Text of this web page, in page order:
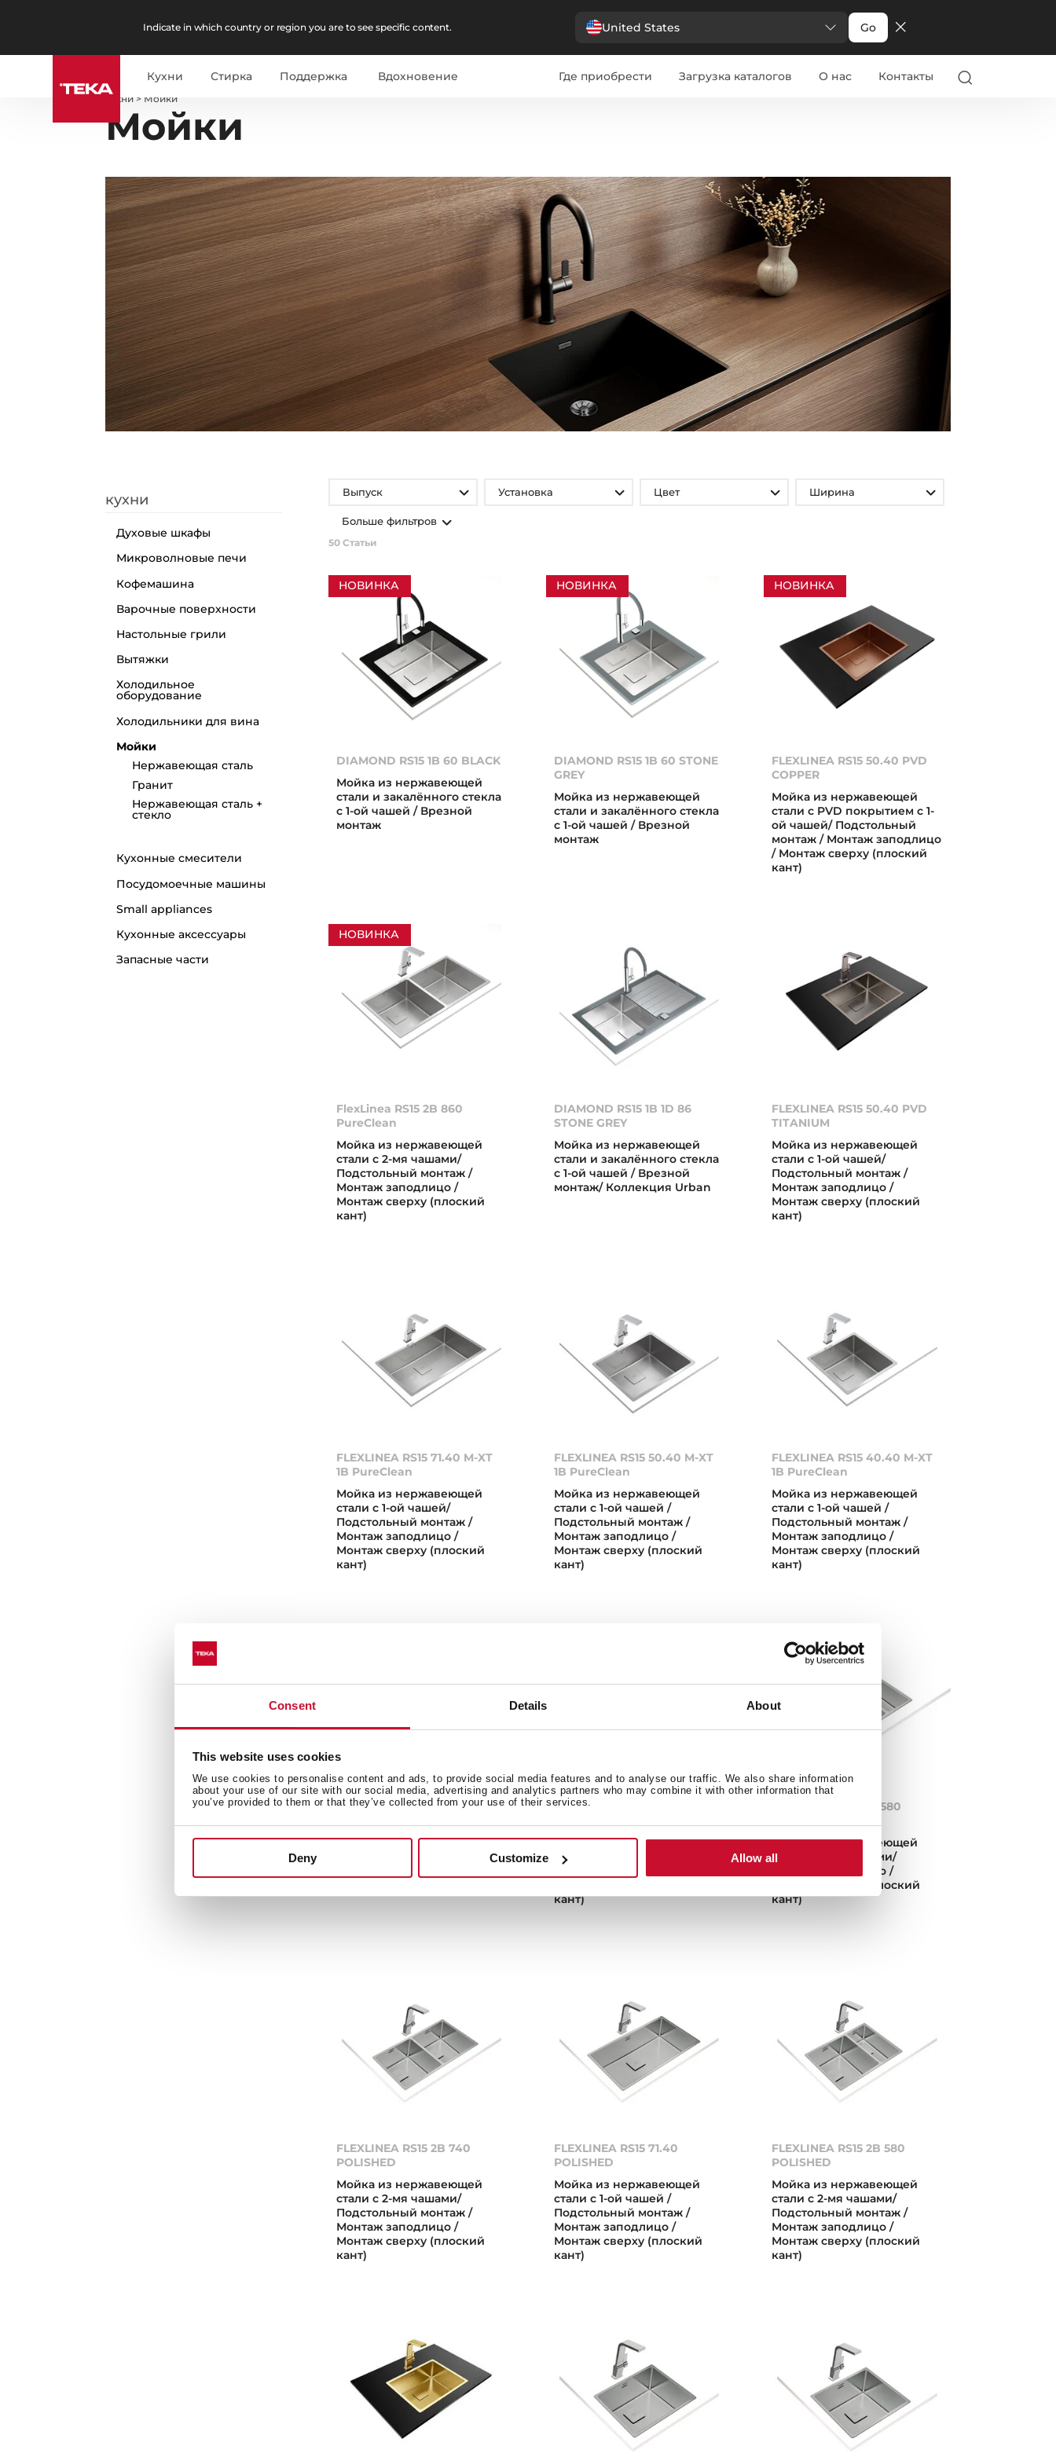
Consent Details About
This website uses cookies
We use cookies to personalise content and ads, to provide social media features and to analyse our traffic. We also share information
about your use of our site with our social media, advertising and analytics partners who may combine it with other information that
you’ve provided to them or that they’ve collected from your use of their services.
Deny Customize Allow all
Indicate in which country or region you are to see specific content. United States Go
Кухни Стирка Поддержка Вдохновение Где приобрести Загрузка каталогов О нас Контакты
кухни > Мойки
Мойки
кухни
Духовые шкафы
Микроволновые печи
Кофемашина
Варочные поверхности
Настольные грили
Вытяжки
Холодильное
оборудование
Холодильники для вина
Мойки
Нержавеющая сталь
Гранит
Нержавеющая сталь +
стекло
Кухонные смесители
Посудомоечные машины
Small appliances
Кухонные аксессуары
Запасные части
Выпуск Установка Цвет Ширина
Больше фильтров
50 Статьи
НОВИНКА
DIAMOND RS15 1B 60 BLACK
Мойка из нержавеющей
стали и закалённого стекла
с 1-ой чашей / Врезной
монтаж
НОВИНКА
DIAMOND RS15 1B 60 STONE
GREY
Мойка из нержавеющей
стали и закалённого стекла
с 1-ой чашей / Врезной
монтаж
НОВИНКА
FLEXLINEA RS15 50.40 PVD
COPPER
Мойка из нержавеющей
стали с PVD покрытием с 1-
ой чашей/ Подстольный
монтаж / Монтаж заподлицо
/ Монтаж сверху (плоский
кант)
НОВИНКА
FlexLinea RS15 2B 860
PureClean
Мойка из нержавеющей
стали с 2-мя чашами/
Подстольный монтаж /
Монтаж заподлицо /
Монтаж сверху (плоский
кант)
DIAMOND RS15 1B 1D 86
STONE GREY
Мойка из нержавеющей
стали и закалённого стекла
с 1-ой чашей / Врезной
монтаж/ Коллекция Urban
FLEXLINEA RS15 50.40 PVD
TITANIUM
Мойка из нержавеющей
стали с 1-ой чашей/
Подстольный монтаж /
Монтаж заподлицо /
Монтаж сверху (плоский
кант)
FLEXLINEA RS15 71.40 M-XT
1B PureClean
Мойка из нержавеющей
стали с 1-ой чашей/
Подстольный монтаж /
Монтаж заподлицо /
Монтаж сверху (плоский
кант)
FLEXLINEA RS15 50.40 M-XT
1B PureClean
Мойка из нержавеющей
стали с 1-ой чашей /
Подстольный монтаж /
Монтаж заподлицо /
Монтаж сверху (плоский
кант)
FLEXLINEA RS15 40.40 M-XT
1B PureClean
Мойка из нержавеющей
стали с 1-ой чашей /
Подстольный монтаж /
Монтаж заподлицо /
Монтаж сверху (плоский
кант)
CLIVO 60 S-TQ 1½B ONYX
Мойка врезного монтажа из
Тегранита с 1-ой основной и
FORLINEA RS15 2B 740
Мойка из нержавеющей
стали с 2-мя чашами/
кант)
FORLINEA RS15 2B 580
Мойка из нержавеющей
стали с 2-мя чашами/
Монтаж заподлицо /
Монтаж сверху (плоский
кант)
FLEXLINEA RS15 2B 740
POLISHED
Мойка из нержавеющей
стали с 2-мя чашами/
Подстольный монтаж /
Монтаж заподлицо /
Монтаж сверху (плоский
кант)
FLEXLINEA RS15 71.40
POLISHED
Мойка из нержавеющей
стали с 1-ой чашей /
Подстольный монтаж /
Монтаж заподлицо /
Монтаж сверху (плоский
кант)
FLEXLINEA RS15 2B 580
POLISHED
Мойка из нержавеющей
стали с 2-мя чашами/
Подстольный монтаж /
Монтаж заподлицо /
Монтаж сверху (плоский
кант)